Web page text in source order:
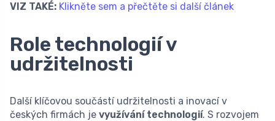
VIZ TAKÉ: Klikněte sem a přečtěte si další článek
Role technologií v
udržitelnosti
Další klíčovou součástí udržitelnosti a inovací v
českých firmách je využívání technologií. S rozvojem